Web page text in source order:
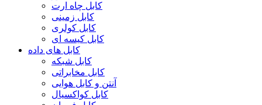
کابل چاه ارت
کابل زمینی
کابل کولری
کابل کیسه ای
کابل های داده
کابل شبکه
کابل مخابراتی
آنتن و کابل هوایی
کابل کواکسیال